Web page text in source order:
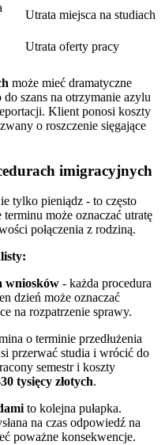
Utrata miejsca na studiach
Utrata oferty pracy
może mieć dramatyczne
szans na otrzymanie azylu
Klient ponosi koszty
o roszczenie sięgające
imigracyjnych
tylko pieniądz - to często
może oznaczać utratę
połączenia z rodziną.
wniosków - każda procedura
dzień może oznaczać
na rozpatrzenie sprawy.
o terminie przedłużenia
przerwać studia i wrócić do
semestr i koszty
tysięcy złotych.
to kolejna pułapka.
na czas odpowiedź na
poważne konsekwencje.